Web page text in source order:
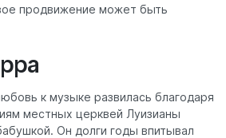
продвижение может быть
к музыке развилась благодаря
местных церквей Луизианы
Он долги годы впитывал